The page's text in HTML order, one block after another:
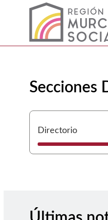
Murcia Social
Secciones
Directorio